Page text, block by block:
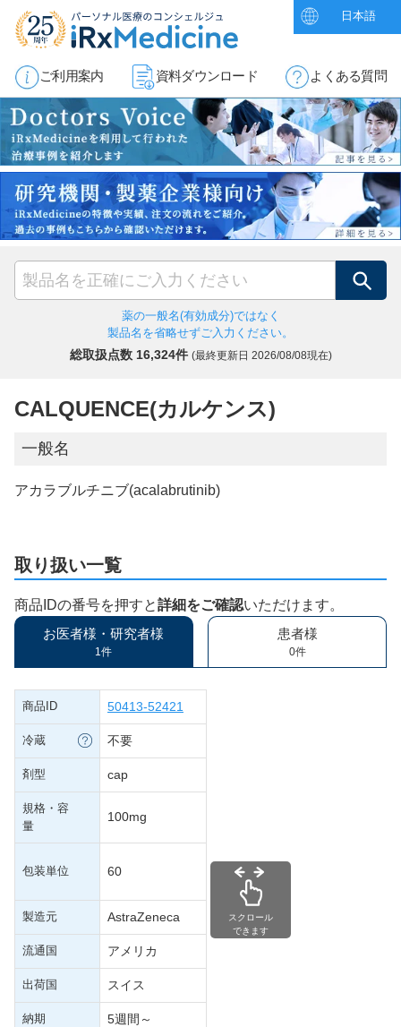
日本語
ご利用案内 資料ダウンロード よくある質問
検索
薬の一般名(有効成分)ではなく
製品名を省略せずご入力ください。
総取扱点数 16,324件 (最終更新日 2026/08/08現在)
CALQUENCE(カルケンス)
一般名
アカラブルチニブ(acalabrutinib)
取り扱い一覧
商品IDの番号を押すと詳細をご確認いただけます。
お医者様・研究者様
1件
患者様
0件
商品ID 50413-52421
冷蔵 不要
剤型 cap
規格・容
量
100mg
包装単位 60
製造元 AstraZeneca
流通国 アメリカ
出荷国 スイス
納期 5週間～
スクロール
できます